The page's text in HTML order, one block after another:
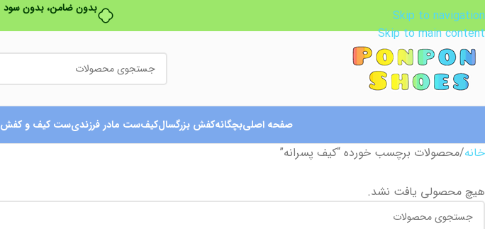
بدون ضامن، بدون سود
Skip to navigation
Skip to main content
صفحه اصلیبچگانهکفش بزرگسالکیفست مادر فرزندیست کیف و کفش
خانه محصولات برچسب خورده “کیف پسرانه”
هیچ محصولی یافت نشد.